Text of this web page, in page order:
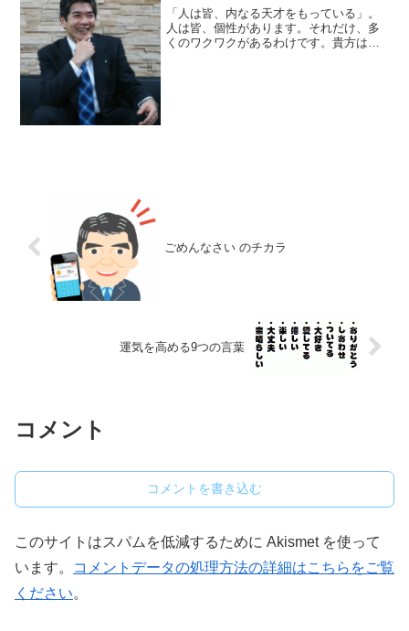
「人は皆、内なる天才をもっている」。
人は皆、個性があります。それだけ、多
くのワクワクがあるわけです。貴方は貴
ごめんなさい のチカラ
運気を高める9つの言葉
コメント
コメントを書き込む
このサイトはスパムを低減するために Akismet を使って
います。
コメントデータの処理方法の詳細はこちらをご覧
ください。